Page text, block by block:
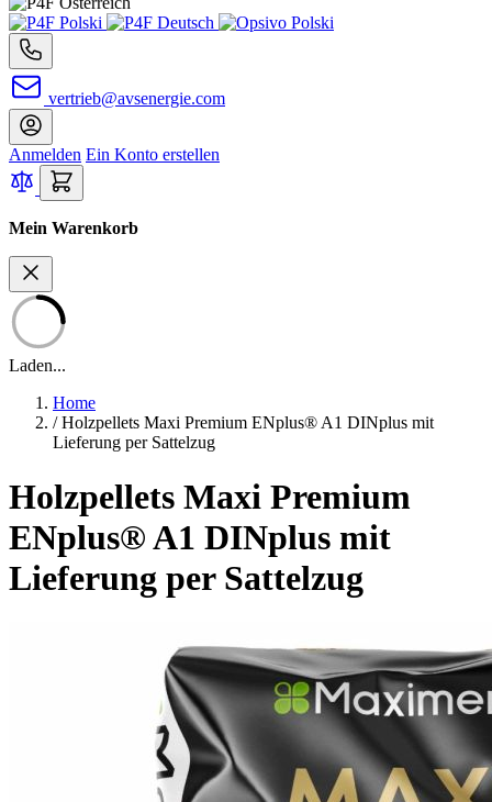
vertrieb@avsenergie.com
Anmelden Ein Konto erstellen
Mein Warenkorb
Laden...
Home
/ Holzpellets Maxi Premium ENplus® A1 DINplus mit
Lieferung per Sattelzug
Holzpellets Maxi Premium
ENplus® A1 DINplus mit
Lieferung per Sattelzug